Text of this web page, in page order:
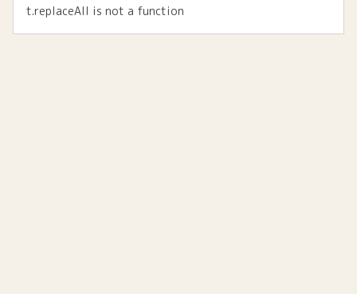
t.replaceAll is not a function